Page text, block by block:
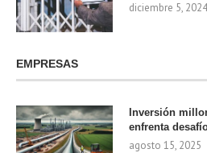
diciembre 5, 2024
EMPRESAS
Inversión
enfrenta
agosto 15, 2025